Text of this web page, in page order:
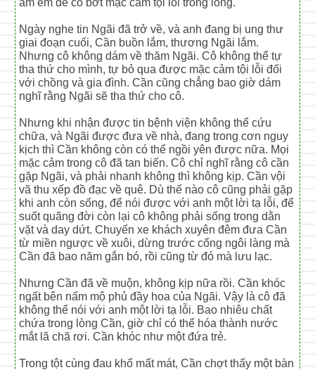
Ngày nghe tin Ngãi đã trở về, và anh đang bị ung thư
giai đoạn cuối, Cần buồn lắm, thương Ngãi lắm.
Nhưng cô không dám về thăm Ngãi. Cô không thể tự
tha thứ cho mình, tự bỏ qua được mặc cảm tội lỗi đối
với chồng và gia đình. Cần cũng chẳng bao giờ dám
nghĩ rằng Ngãi sẽ tha thứ cho cô.
Nhưng khi nhận được tin bệnh viện không thể cứu
chữa, và Ngãi được đưa về nhà, đang trong cơn nguy
kịch thì Cần không còn có thể ngồi yên được nữa. Mọi
mặc cảm trong cô đã tan biến. Cô chỉ nghĩ rằng cô cần
gặp Ngãi, và phải nhanh không thì không kịp. Cần vội
vã thu xếp đồ đạc về quê. Dù thế nào cô cũng phải gặp
khi anh còn sống, để nói được với anh một lời tạ lỗi, để
suốt quãng đời còn lại cô không phải sống trong dằn
vặt và day dứt. Chuyến xe khách xuyên đêm đưa Cần
từ miền ngược về xuôi, dừng trước cổng ngôi làng mà
Cần đã bao năm gắn bó, rồi cũng từ đó mà lưu lạc.
Nhưng Cần đã về muộn, không kịp nữa rồi. Cần khóc
ngất bên nấm mộ phủ đầy hoa của Ngãi. Vậy là cô đã
không thể nói với anh một lời tạ lỗi. Bao nhiêu chất
chứa trong lòng Cần, giờ chỉ có thể hóa thành nước
mắt lã chã rơi. Cần khóc như một đứa trẻ.
Trong tột cùng đau khổ mất mát, Cần chợt thấy một bàn